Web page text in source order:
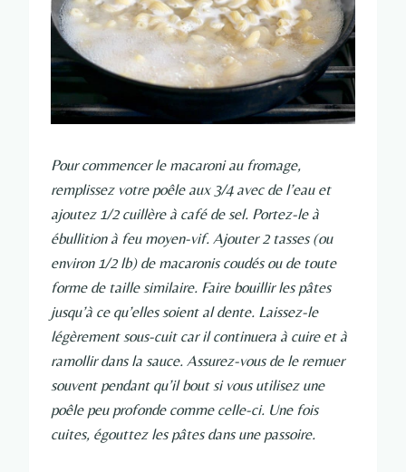
Pour commencer le macaroni au fromage,
remplissez votre poêle aux 3/4 avec de l’eau et
ajoutez 1/2 cuillère à café de sel. Portez-le à
ébullition à feu moyen-vif. Ajouter 2 tasses (ou
environ 1/2 lb) de macaronis coudés ou de toute
forme de taille similaire. Faire bouillir les pâtes
jusqu’à ce qu’elles soient al dente. Laissez-le
légèrement sous-cuit car il continuera à cuire et à
ramollir dans la sauce. Assurez-vous de le remuer
souvent pendant qu’il bout si vous utilisez une
poêle peu profonde comme celle-ci. Une fois
cuites, égouttez les pâtes dans une passoire.